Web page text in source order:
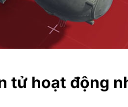
tử hoạt động